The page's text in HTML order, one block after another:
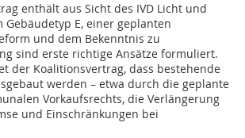
enthält aus Sicht des IVD Licht und
Gebäudetyp E, einer geplanten
und dem Bekenntnis zu
sind erste richtige Ansätze formuliert.
der Koalitionsvertrag, dass bestehende
werden – etwa durch die geplante
Vorkaufsrechts, die Verlängerung
und Einschränkungen bei